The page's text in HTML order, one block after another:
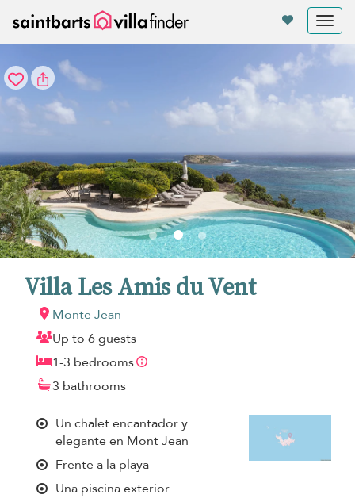
Villa Les Amis du Vent
Monte Jean
Up to 6 guests
1-3 bedrooms
3 bathrooms
Un chalet encantador y
elegante en Mont Jean
Frente a la playa
Una piscina exterior
Panel de gestión de cookies